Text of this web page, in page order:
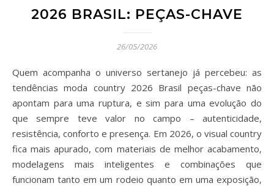
2026 BRASIL: PEÇAS-CHAVE
26/05/2026
Quem acompanha o universo sertanejo já percebeu: as
tendências moda country 2026 Brasil peças-chave não
apontam para uma ruptura, e sim para uma evolução do
que sempre teve valor no campo – autenticidade,
resistência, conforto e presença. Em 2026, o visual country
fica mais apurado, com materiais de melhor acabamento,
modelagens mais inteligentes e combinações que
funcionam tanto em um rodeio quanto em uma exposição,